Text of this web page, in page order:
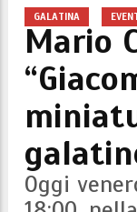
GALATINA
Mario
Oggi